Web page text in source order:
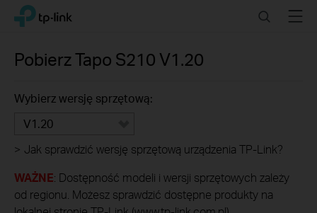
Click
navigation
TP-Link, Reliably Smart SearchMenu
PobierzTapo S210 V1.20
Wybierz wersję sprzętową:
V1.20
> Jak sprawdzić wersję sprzętową urządzenia TP-Link?
WAŻNE: Dostępność modeli i wersji sprzętowych zależy
od regionu. Możesz sprawdzić dostępne produkty na